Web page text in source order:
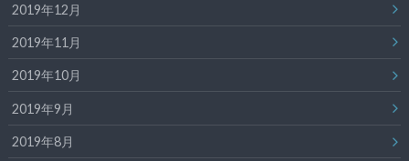
2019年12月
2019年11月
2019年10月
2019年9月
2019年8月